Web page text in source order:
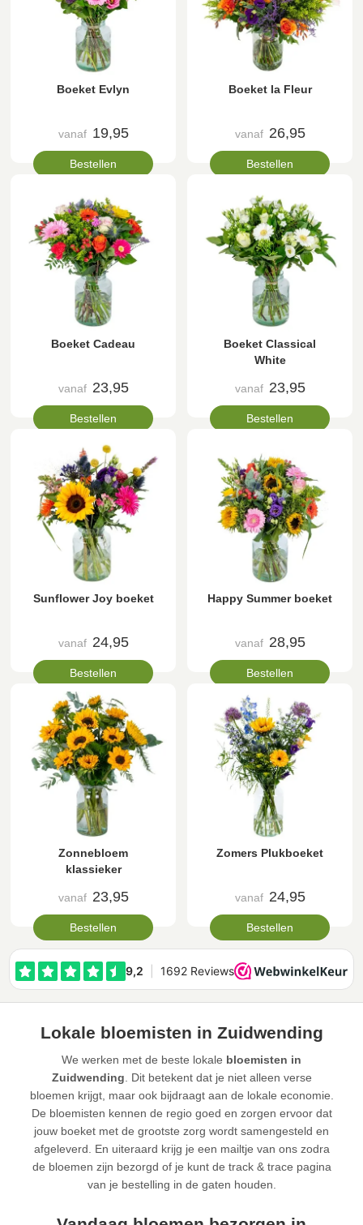
Boeket Evlyn
vanaf 19,95
Bestellen
Boeket la Fleur
vanaf 26,95
Bestellen
Boeket Cadeau
vanaf 23,95
Bestellen
Boeket Classical
White
vanaf 23,95
Bestellen
Sunflower Joy boeket
vanaf 24,95
Bestellen
Happy Summer boeket
vanaf 28,95
Bestellen
Zonnebloem
klassieker
vanaf 23,95
Bestellen
Zomers Plukboeket
vanaf 24,95
Bestellen
Lokale bloemisten in Zuidwending
We werken met de beste lokale bloemisten in
Zuidwending . Dit betekent dat je niet alleen verse
bloemen krijgt, maar ook bijdraagt aan de lokale economie.
De bloemisten kennen de regio goed en zorgen ervoor dat
jouw boeket met de grootste zorg wordt samengesteld en
afgeleverd. En uiteraard krijg je een mailtje van ons zodra
de bloemen zijn bezorgd of je kunt de track & trace pagina
van je bestelling in de gaten houden.